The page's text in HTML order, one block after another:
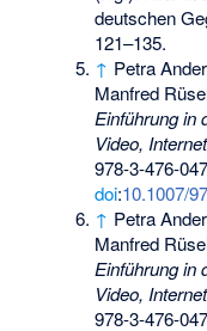
deutschen
121–135.
↑ Petra
Manfred
Einführung in
Video, Internet
978-3-476-
doi:10.1007/
↑ Petra
Manfred
Einführung in
Video, Internet
978-3-476-